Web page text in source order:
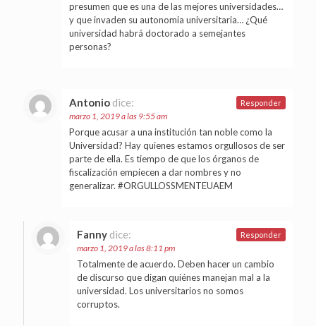
presumen que es una de las mejores universidades…
y que invaden su autonomia universitaria… ¿Qué
universidad habrá doctorado a semejantes
personas?
Antonio dice:
marzo 1, 2019 a las 9:55 am
Porque acusar a una institución tan noble como la
Universidad? Hay quienes estamos orgullosos de ser
parte de ella. Es tiempo de que los órganos de
fiscalización empiecen a dar nombres y no
generalizar. #ORGULLOSSMENTEUAEM
Responder
Fanny dice:
marzo 1, 2019 a las 8:11 pm
Totalmente de acuerdo. Deben hacer un cambio
de discurso que digan quiénes manejan mal a la
universidad. Los universitarios no somos
corruptos.
Responder